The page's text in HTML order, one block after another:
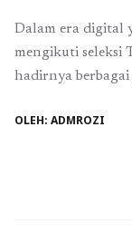
Dalam era digital
mengikuti seleksi
hadirnya
memberikan
OLEH: ADMROZI